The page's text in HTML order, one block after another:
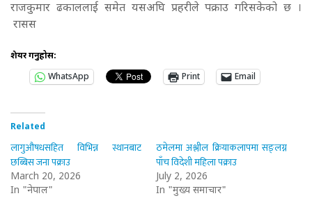
राजकुमार ढकाललाई समेत यसअघि प्रहरीले पक्राउ गरिसकेको छ ।
रासस
शेयर गर्नुहोस:
WhatsApp
Print Email
Related
लागुऔषधसहित विभिन्न स्थानबाट
छब्बिस जना पक्राउ
March 20, 2026
In "नेपाल"
ठमेलमा अश्लील क्रियाकलापमा सङ्लग्न
पाँच विदेशी महिला पक्राउ
July 2, 2026
In "मुख्य समाचार"